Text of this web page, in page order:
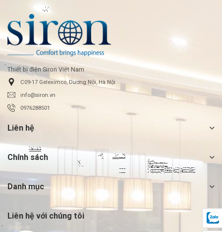
Thiết bị điện Siron Việt Nam
C09-17 Geleximco, Dương Nội, Hà Nội
info@siron.vn
0976288501
Liên hệ
Chính sách
Danh mục
Liên hệ với chúng tôi